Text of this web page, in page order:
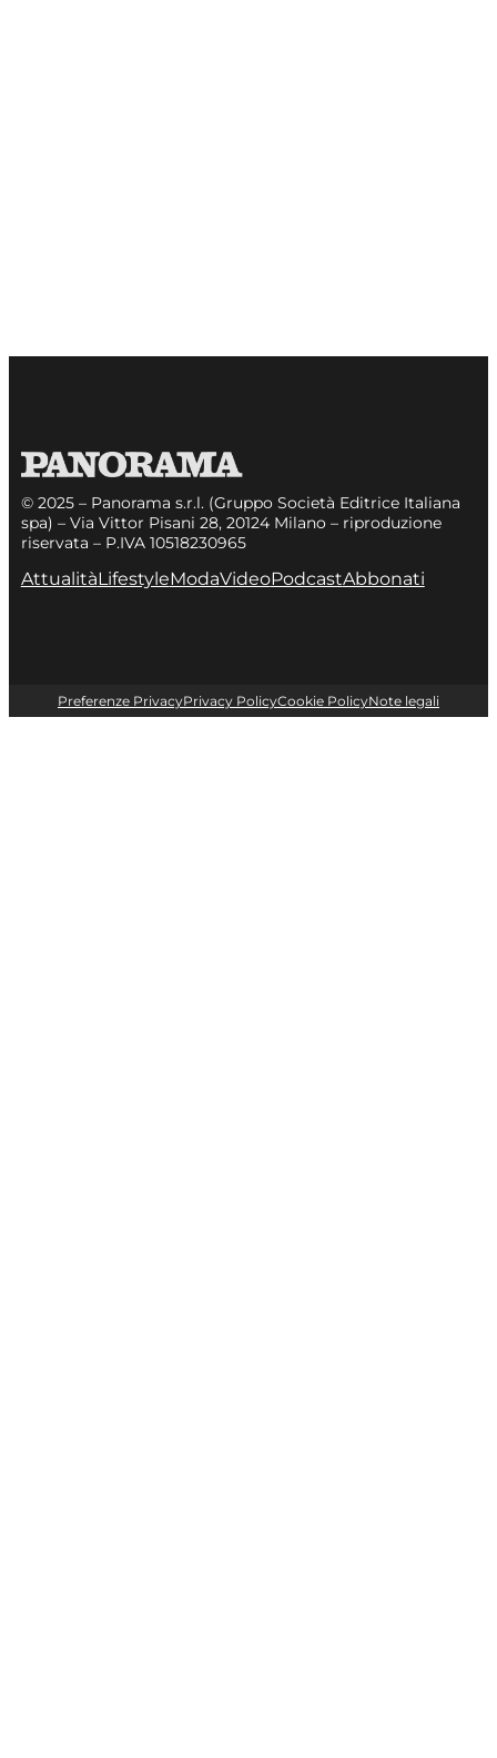
© 2025 – Panorama s.r.l. (Gruppo Società Editrice Italiana
spa) – Via Vittor Pisani 28, 20124 Milano – riproduzione
riservata – P.IVA 10518230965
AttualitàLifestyleModaVideoPodcastAbbonati
Preferenze PrivacyPrivacy PolicyCookie PolicyNote legali